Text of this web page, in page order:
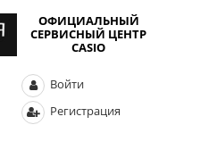
ОФИЦИАЛЬНЫЙ
СЕРВИСНЫЙ ЦЕНТР
CASIO
Войти
Регистрация